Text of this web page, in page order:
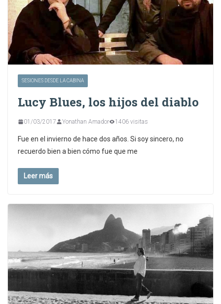
SESIONES DESDE LA CABINA
Lucy Blues, los hijos del diablo
01/03/2017 Yonathan Amador 1406 visitas
Fue en el invierno de hace dos años. Si soy sincero, no
recuerdo bien a bien cómo fue que me
Leer más